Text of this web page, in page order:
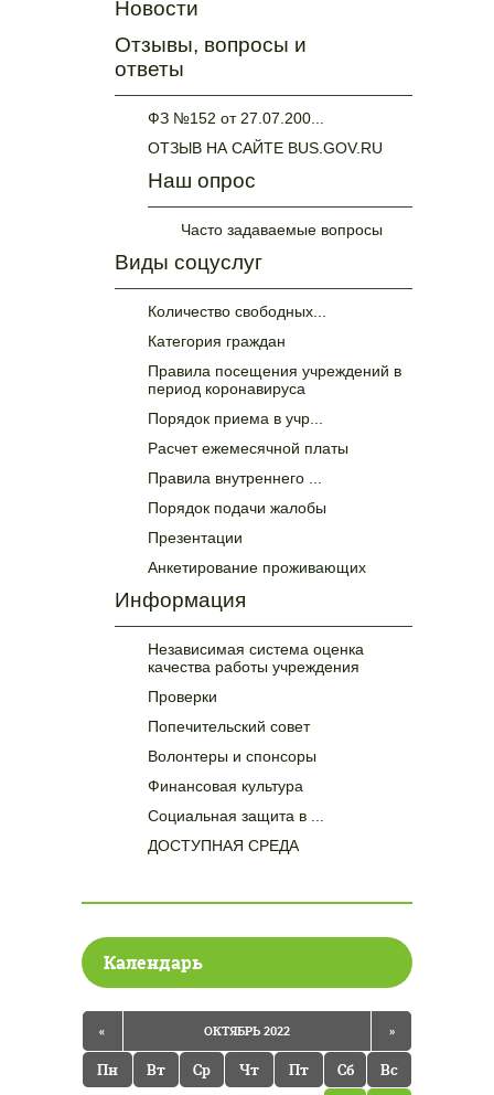
Новости
Отзывы, вопросы и
ответы
ФЗ №152 от 27.07.200...
ОТЗЫВ НА САЙТЕ BUS.GOV.RU
Наш опрос
Часто задаваемые вопросы
Виды соцуслуг
Количество свободных...
Категория граждан
Правила посещения учреждений в
период коронавируса
Порядок приема в учр...
Расчет ежемесячной платы
Правила внутреннего ...
Порядок подачи жалобы
Презентации
Анкетирование проживающих
Информация
Независимая система оценка
качества работы учреждения
Проверки
Попечительский совет
Волонтеры и спонсоры
Финансовая культура
Социальная защита в ...
ДОСТУПНАЯ СРЕДА
Календарь
« ОКТЯБРЬ 2022 »
Пн Вт Ср Чт Пт Сб Вс